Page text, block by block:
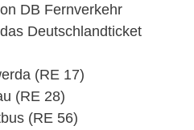
DB Fernverkehr
Deutschlandticket
(RE 17)
(RE 28)
(RE 56)